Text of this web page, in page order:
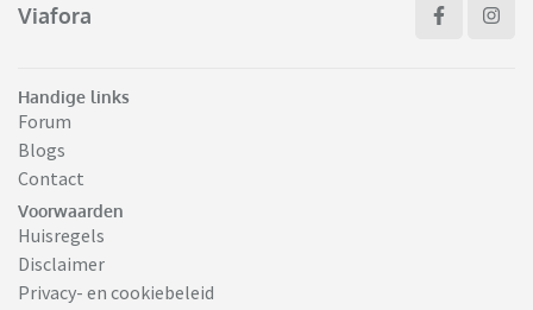
Viafora
Handige links
Forum
Blogs
Contact
Voorwaarden
Huisregels
Disclaimer
Privacy- en cookiebeleid